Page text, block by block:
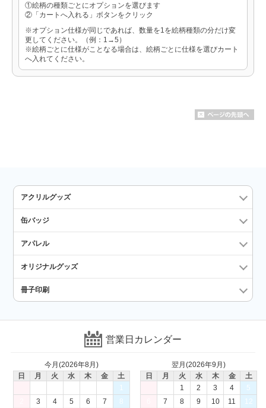
①絵柄の種類ごとにオプションを選びます
②「カートへ入れる」ボタンをクリック
※オプション仕様が同じであれば、数量を1を絵柄種類の分だけ変
更してください。（例：1→5）
※絵柄ごとに仕様がことなる場合は、絵柄ごとに仕様を選びカート
へ入れてください。
アクリルグッズ
缶バッジ
アパレル
オリジナルグッズ
冊子印刷
営業日カレンダー
今月(2026年8月)
日
月 火 水 木 金
土
1
3 4 5 6 7
8
翌月(2026年9月)
日
月 火 水 木 金
土
1
2 3 4
5
7 8 9 10 11
12